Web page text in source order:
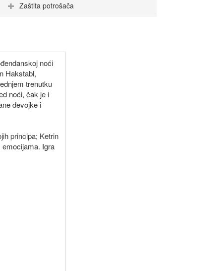
Zaštita potrošača
noći
Hakstabl,
trenutku
noći, čak je i
devojke i
principa; Ketrin
Igra